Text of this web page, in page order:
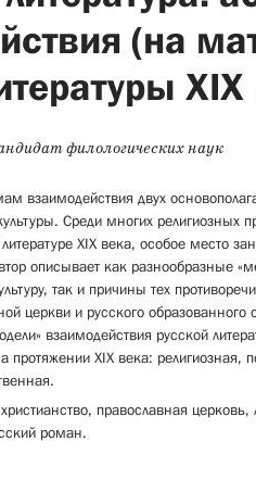
(на
филологических наук
взаимодействия двух
Среди многих религиозных
XIX века, особое место
описывает как разнообразные
так и причины тех
церкви и русского образованного
взаимодействия русской
протяжении XIX века: религиозная,
православная церковь,
роман.